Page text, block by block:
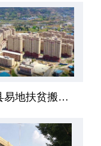
镇雄县易地扶贫搬迁工程